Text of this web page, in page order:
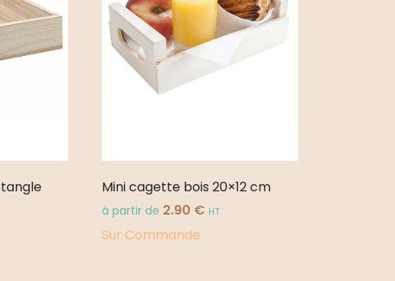
Mini cagette bois 20×12 cm
à partir de 2.90 € HT
Sur Commande